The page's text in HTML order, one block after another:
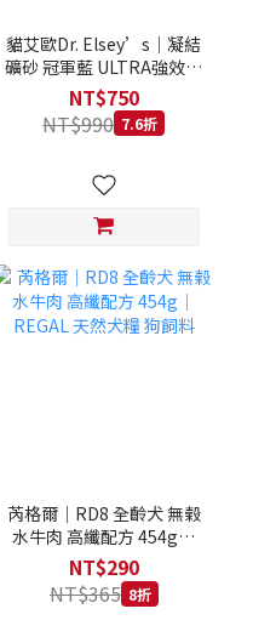
貓艾歐Dr. Elsey’s｜凝結
礦砂 冠軍藍 ULTRA強效除
臭 40LB｜Cat Litter 40磅
士
NT$750
NT$990 7.6折
芮格爾｜RD8 全齡犬 無榖
水牛肉 高纖配方 454g｜
REGAL 天然犬糧 狗飼料
NT$290
NT$365 8折